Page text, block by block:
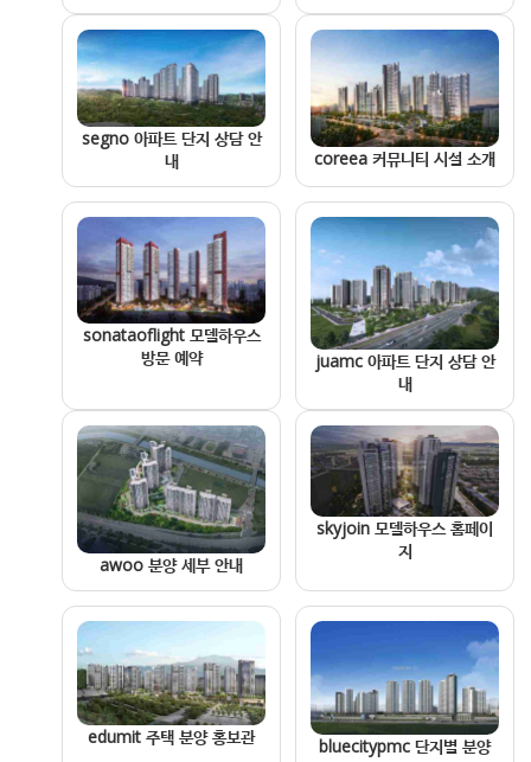
segno 아파트 단지 상담 안
내
coreea 커뮤니티 시설 소개
sonataoflight 모델하우스
방문 예약
juamc 아파트 단지 상담 안
내
awoo 분양 세부 안내
skyjoin 모델하우스 홈페이
지
edumit 주택 분양 홍보관
bluecitypmc 단지별 분양